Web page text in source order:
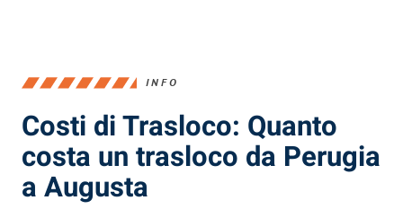
INFO
Costi di Trasloco: Quanto
costa un trasloco da Perugia
a Augusta